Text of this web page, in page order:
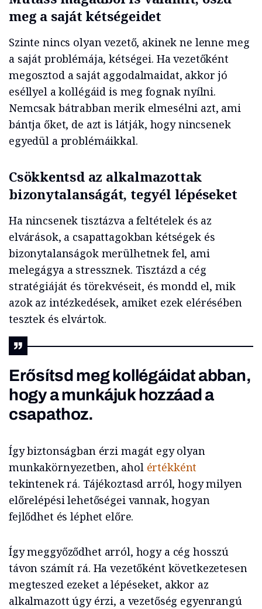
meg a saját kétségeidet
Szinte nincs olyan vezető, akinek ne lenne meg
a saját problémája, kétségei. Ha vezetőként
megosztod a saját aggodalmaidat, akkor jó
eséllyel a kollégáid is meg fognak nyílni.
Nemcsak bátrabban merik elmesélni azt, ami
bántja őket, de azt is látják, hogy nincsenek
egyedül a problémáikkal.
Csökkentsd az alkalmazottak
bizonytalanságát, tegyél lépéseket
Ha nincsenek tisztázva a feltételek és az
elvárások, a csapattagokban kétségek és
bizonytalanságok merülhetnek fel, ami
melegágya a stressznek. Tisztázd a cég
stratégiáját és törekvéseit, és mondd el, mik
azok az intézkedések, amiket ezek elérésében
tesztek és elvártok.
Erősítsd meg kollégáidat abban,
hogy a munkájuk hozzáad a
csapathoz.
Így biztonságban érzi magát egy olyan
munkakörnyezetben, ahol értékként
tekintenek rá. Tájékoztasd arról, hogy milyen
előrelépési lehetőségei vannak, hogyan
fejlődhet és léphet előre.
Így meggyőződhet arról, hogy a cég hosszú
távon számít rá. Ha vezetőként következetesen
megteszed ezeket a lépéseket, akkor az
alkalmazott úgy érzi, a vezetőség egyenrangú